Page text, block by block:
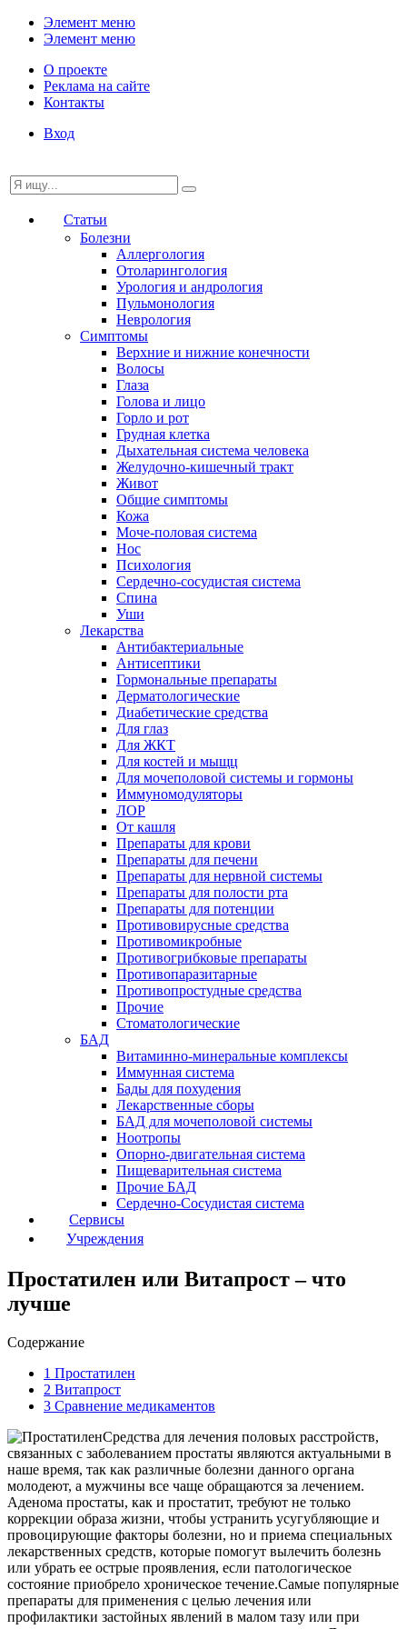
Элемент меню
Элемент меню
О проекте
Реклама на сайте
Контакты
Вход
Статьи
Болезни
Аллергология
Отоларингология
Урология и андрология
Пульмонология
Неврология
Симптомы
Верхние и нижние конечности
Волосы
Глаза
Голова и лицо
Горло и рот
Грудная клетка
Дыхательная система человека
Желудочно-кишечный тракт
Живот
Общие симптомы
Кожа
Моче-половая система
Нос
Психология
Сердечно-сосудистая система
Спина
Уши
Лекарства
Антибактериальные
Антисептики
Гормональные препараты
Дерматологические
Диабетические средства
Для глаз
Для ЖКТ
Для костей и мыщц
Для мочеполовой системы и гормоны
Иммуномодуляторы
ЛОР
От кашля
Препараты для крови
Препараты для печени
Препараты для нервной системы
Препараты для полости рта
Препараты для потенции
Противовирусные средства
Противомикробные
Противогрибковые препараты
Противопаразитарные
Противопростудные средства
Прочие
Стоматологические
БАД
Витаминно-минеральные комплексы
Иммунная система
Бады для похудения
Лекарственные сборы
БАД для мочеполовой системы
Ноотропы
Опорно-двигательная система
Пищеварительная система
Прочие БАД
Сердечно-Сосудистая система
Сервисы
Учреждения
Простатилен или Витапрост – что
лучше
Содержание
1 Простатилен
2 Витапрост
3 Сравнение медикаментов
Средства для лечения половых расстройств,
связанных с заболеванием простаты являются актуальными в
наше время, так как различные болезни данного органа
молодеют, а мужчины все чаще обращаются за лечением.
Аденома простаты, как и простатит, требуют не только
коррекции образа жизни, чтобы устранить усугубляющие и
провоцирующие факторы болезни, но и приема специальных
лекарственных средств, которые помогут вылечить болезнь
или убрать ее острые проявления, если патологическое
состояние приобрело хроническое течение.Самые популярные
препараты для применения с целью лечения или
профилактики застойных явлений в малом тазу или при